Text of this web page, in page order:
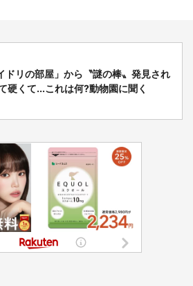
ドリの部屋」から〝謎の棒〟発見され
硬くて...これは何?動物園に聞く